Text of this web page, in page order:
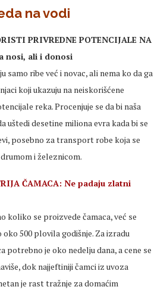
na vodi
PRIVREDNE POTENCIJALE NA
nosi, ali i donosi
samo ribe već i novac, ali nema ko da ga
koji ukazuju na neiskorišćene
reka. Procenjuje se da bi naša
uštedi desetine miliona evra kada bi se
posebno za transport robe koja se
i železnicom.
ČAMACA: Ne padaju zlatni
koliko se proizvede čamaca, već se
oko 500 plovila godišnje. Za izradu
potrebno je oko nedelju dana, a cene se
dok najjeftiniji čamci iz uvoza
je rast tražnje za domaćim